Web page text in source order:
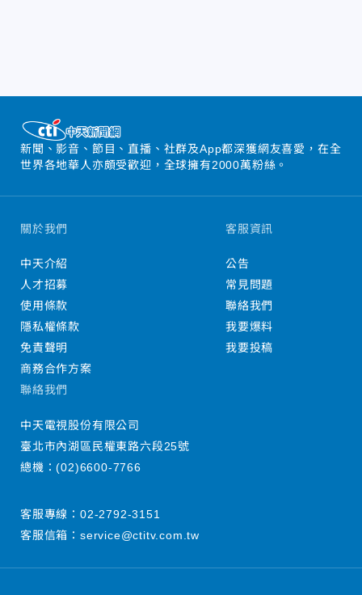
新聞、影音、節目、直播、社群及App都深獲網友喜愛，在全
世界各地華人亦頗受歡迎，全球擁有2000萬粉絲。
關於我們
中天介紹
人才招募
使用條款
隱私權條款
免責聲明
商務合作方案
客服資訊
公告
常見問題
聯絡我們
我要爆料
我要投稿
聯絡我們
中天電視股份有限公司
臺北市內湖區民權東路六段25號
總機：(02)6600-7766
客服專線： 02-2792-3151
客服信箱： service@ctitv.com.tw